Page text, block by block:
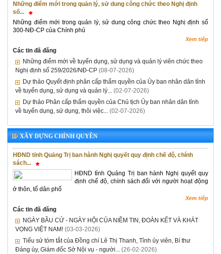
Những điểm mới trong quản lý, sử dung công chức theo Nghị định
số...
Những điểm mới trong quản lý, sử dung công chức theo Nghị định số
300-NĐ-CP của Chính phủ
Xem tiếp
Các tin đã đăng
Những điểm mới về tuyển dụng, sử dụng và quản lý viên chức theo
Nghị định số 259/2026/NĐ-CP (08-07-2026)
Dự thảo Quyết định phân cấp thẩm quyền của Ủy ban nhân dân tỉnh
về tuyển dụng, sử dụng và quản lý... (02-07-2026)
Dự thảo Phân cấp thẩm quyền của Chủ tịch Ủy ban nhân dân tỉnh
về tuyển dụng, sử dụng, thôi việc... (02-07-2026)
XÂY DỰNG CHÍNH QUYỀN
HĐND tỉnh Quảng Trị ban hành Nghị quyết quy định chế độ, chính
sách...
HĐND tỉnh Quảng Trị ban hành Nghị quyết quy
định chế độ, chính sách đối với người hoạt động
ở thôn, tổ dân phố
Xem tiếp
Các tin đã đăng
NGÀY BẦU CỬ - NGÀY HỘI CỦA NIỀM TIN, ĐOÀN KẾT VÀ KHÁT
VỌNG VIỆT NAM! (03-03-2026)
Tiểu sử tóm tắt của Đồng chí Lê Thị Thanh, Tỉnh ủy viên, Bí thư
Đảng ủy, Giám đốc Sở Nội vụ - người... (26-02-2026)